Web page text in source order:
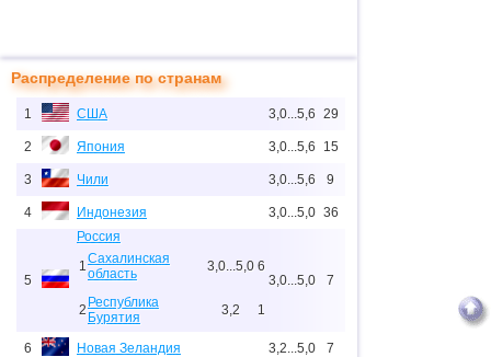
Распределение по странам
1 США 3,0...5,6 29
2 Япония 3,0...5,6 15
3 Чили 3,0...5,6 9
4 Индонезия 3,0...5,0 36
5
Россия
1Сахалинская
область
3,0...5,0 6
2 Республика
Бурятия
3,2 1
3,0...5,0 7
6 Новая Зеландия 3,2...5,0 7